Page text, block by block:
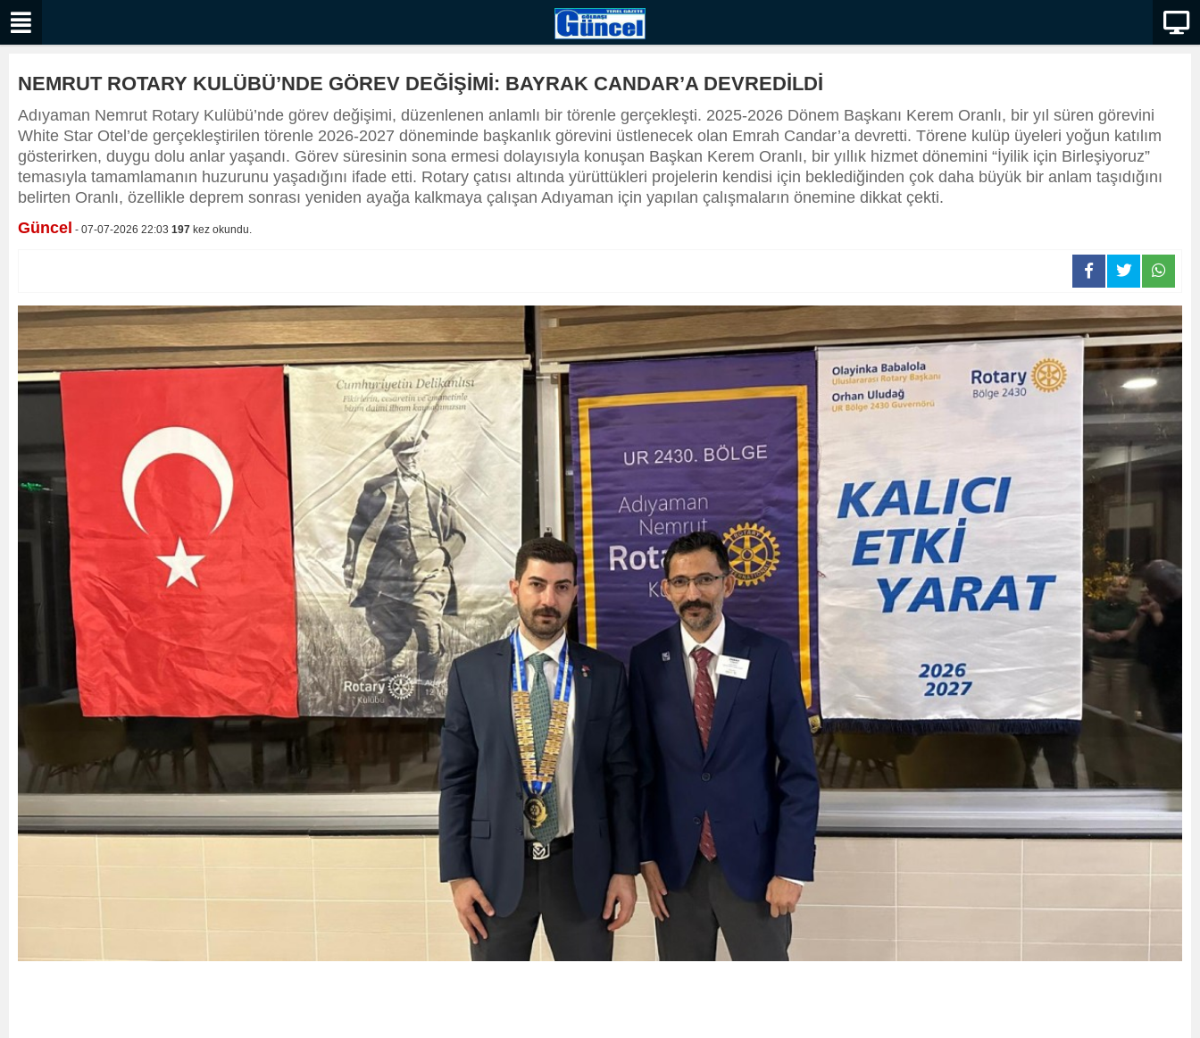
NEMRUT ROTARY KULÜBÜ’NDE GÖREV DEĞİŞİMİ: BAYRAK CANDAR’A DEVREDİLDİ
Adıyaman Nemrut Rotary Kulübü’nde görev değişimi, düzenlenen anlamlı bir törenle gerçekleşti. 2025-2026 Dönem Başkanı Kerem Oranlı, bir yıl süren görevini
White Star Otel’de gerçekleştirilen törenle 2026-2027 döneminde başkanlık görevini üstlenecek olan Emrah Candar’a devretti. Törene kulüp üyeleri yoğun katılım
gösterirken, duygu dolu anlar yaşandı. Görev süresinin sona ermesi dolayısıyla konuşan Başkan Kerem Oranlı, bir yıllık hizmet dönemini “İyilik için Birleşiyoruz”
temasıyla tamamlamanın huzurunu yaşadığını ifade etti. Rotary çatısı altında yürüttükleri projelerin kendisi için beklediğinden çok daha büyük bir anlam taşıdığını
belirten Oranlı, özellikle deprem sonrası yeniden ayağa kalkmaya çalışan Adıyaman için yapılan çalışmaların önemine dikkat çekti.
Güncel - 07-07-2026 22:03 197 kez okundu.